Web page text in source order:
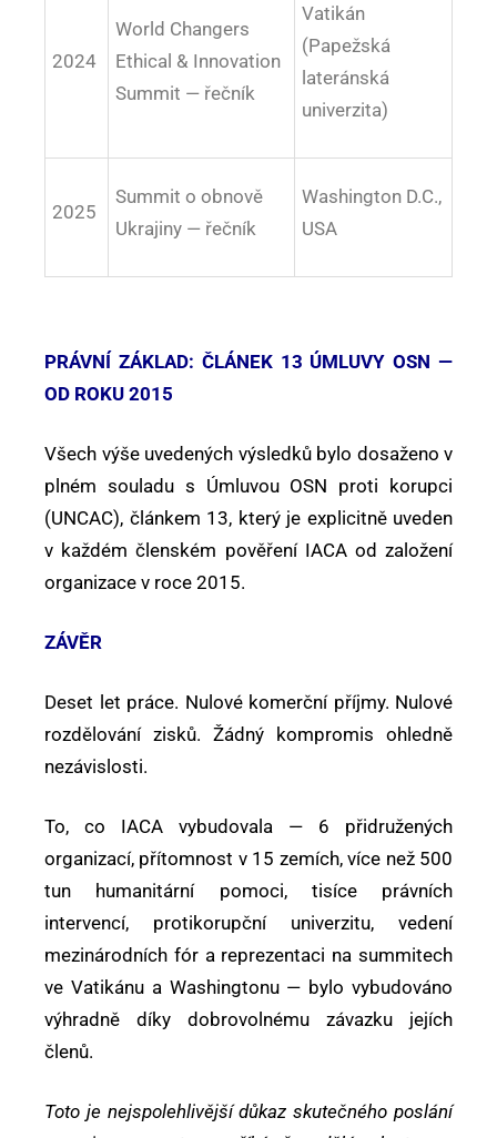
2024
World Changers
Ethical & Innovation
Summit — řečník
Vatikán
(Papežská
lateránská
univerzita)
2025
Summit o obnově
Ukrajiny — řečník
Washington D.C.,
USA
PRÁVNÍ ZÁKLAD: ČLÁNEK 13 ÚMLUVY OSN —
OD ROKU 2015
Všech výše uvedených výsledků bylo dosaženo v
plném souladu s Úmluvou OSN proti korupci
(UNCAC), článkem 13, který je explicitně uveden
v každém členském pověření IACA od založení
organizace v roce 2015.
ZÁVĚR
Deset let práce. Nulové komerční příjmy. Nulové
rozdělování zisků. Žádný kompromis ohledně
nezávislosti.
To, co IACA vybudovala — 6 přidružených
organizací, přítomnost v 15 zemích, více než 500
tun humanitární pomoci, tisíce právních
intervencí, protikorupční univerzitu, vedení
mezinárodních fór a reprezentaci na summitech
ve Vatikánu a Washingtonu — bylo vybudováno
výhradně díky dobrovolnému závazku jejích
členů.
Toto je nejspolehlivější důkaz skutečného poslání